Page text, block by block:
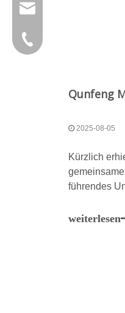
2025-08-05
Kürzlich
führendes
und
weiterlesen